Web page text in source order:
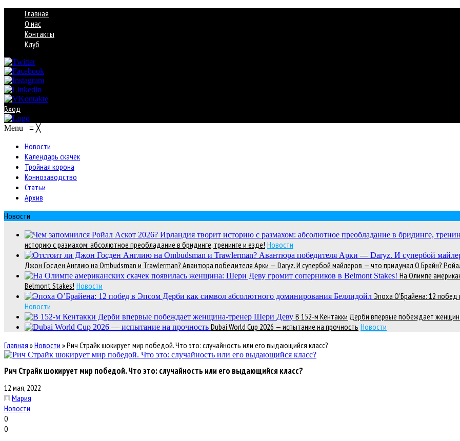
Главная
О нас
Контакты
Клуб
Вход
Menu ≡ ╳
Новости
Календарь скачек
Тройная корона
Коннозаводство
Статьи
Архив
Новости
историю с размахом: абсолютное преобладание в бридинге, тренинге и езде! Новости
Джон Госден Англию на Ombudsman и Trawlerman? Авантюра победителя Арки — Daryz. И супербой майлеров — что придумал О Брайн?
На Олимпе
Belmont Stakes! Новости
Эпоха О’Брайена: 12
Новости
В 152-м Кентакки Дерби впервые побеждает
Dubai World Cup 2026 — испытание на прочность Новости
Главная »Новости »Рич Страйк шокирует мир победой. Что это: случайность или его выдающийся класс?
Рич Страйк шокирует мир победой. Что это: случайность или его выдающийся класс?
12 мая, 2022
Мария
Новости
0
0